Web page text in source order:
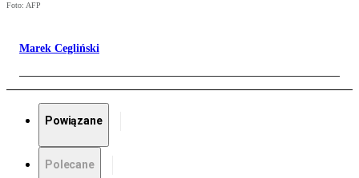
Foto: AFP
Marek Cegliński
Powiązane
Polecane